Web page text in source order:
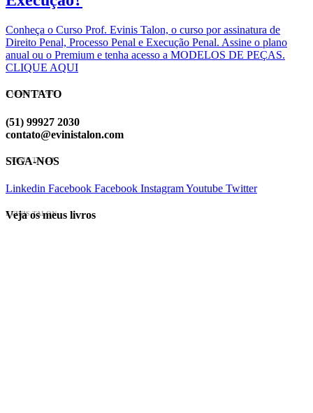
Conheça o Curso Prof. Evinis Talon, o curso por assinatura de
Direito Penal, Processo Penal e Execução Penal. Assine o plano
anual ou o Premium e tenha acesso a MODELOS DE PEÇAS.
CLIQUE AQUI
EVINIS TALON
CONTATO
(51) 99927 2030
contato@evinistalon.com
EVINIS TALON
SIGA-NOS
Linkedin Facebook Facebook InstagramYoutube Twitter
EVINIS TALON
Veja os meus livros